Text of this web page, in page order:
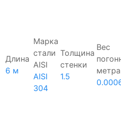
Длина
6 м
Марка
стали
AISI
AISI
304
Толщина
стенки
1.5
Вес
метра